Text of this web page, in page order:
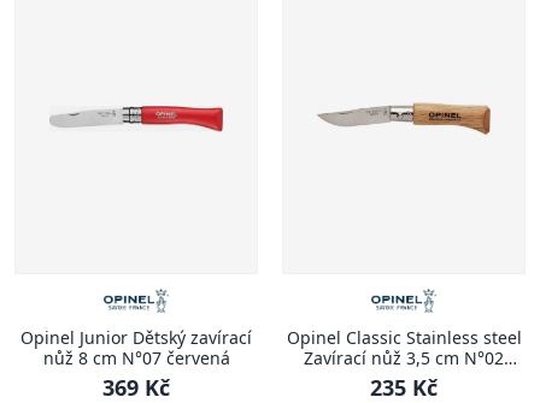
Opinel Junior Dětský zavírací
nůž 8 cm N°07 červená
369 Kč
Opinel Classic Stainless steel
Zavírací nůž 3,5 cm N°02
CLASSIC STAINLESS STEEL
235 Kč